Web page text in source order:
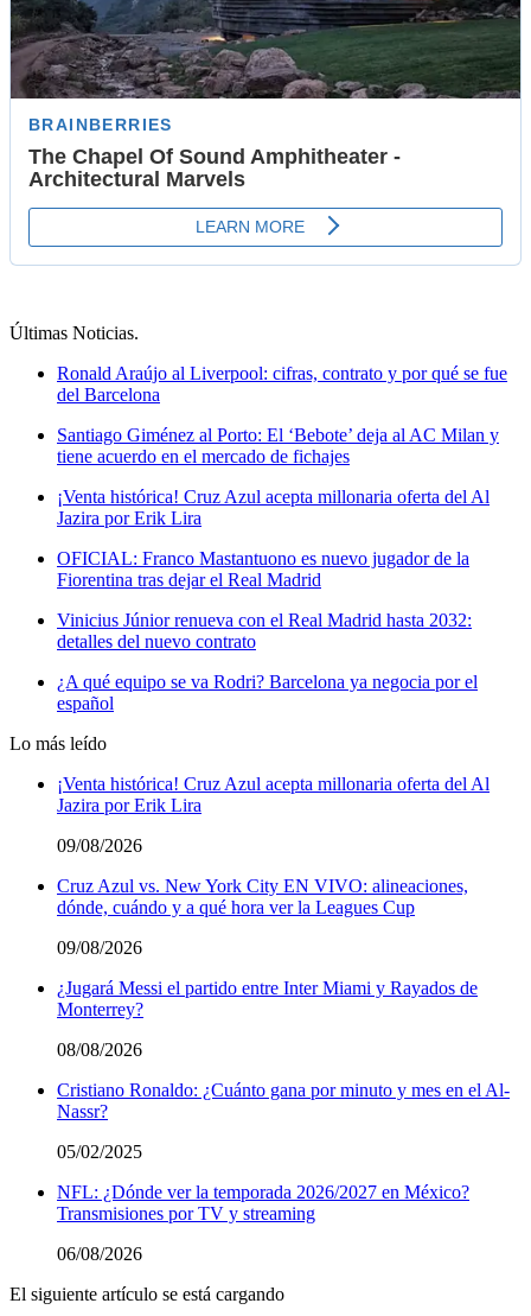
Últimas Noticias.
Ronald Araújo al Liverpool: cifras, contrato y por qué se fue
del Barcelona
Santiago Giménez al Porto: El ‘Bebote’ deja al AC Milan y
tiene acuerdo en el mercado de fichajes
¡Venta histórica! Cruz Azul acepta millonaria oferta del Al
Jazira por Erik Lira
OFICIAL: Franco Mastantuono es nuevo jugador de la
Fiorentina tras dejar el Real Madrid
Vinicius Júnior renueva con el Real Madrid hasta 2032:
detalles del nuevo contrato
¿A qué equipo se va Rodri? Barcelona ya negocia por el
español
Lo más leído
¡Venta histórica! Cruz Azul acepta millonaria oferta del Al
Jazira por Erik Lira
09/08/2026
Cruz Azul vs. New York City EN VIVO: alineaciones,
dónde, cuándo y a qué hora ver la Leagues Cup
09/08/2026
¿Jugará Messi el partido entre Inter Miami y Rayados de
Monterrey?
08/08/2026
Cristiano Ronaldo: ¿Cuánto gana por minuto y mes en el Al-
Nassr?
05/02/2025
NFL: ¿Dónde ver la temporada 2026/2027 en México?
Transmisiones por TV y streaming
06/08/2026
El siguiente artículo se está cargando